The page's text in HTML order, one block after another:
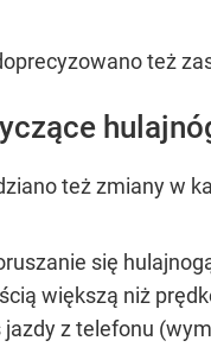
też
też zmiany w
się
większą niż
z telefonu